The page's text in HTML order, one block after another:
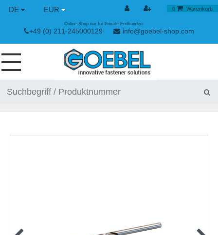
DE EUR 0 Warenkorb
+49 (0) 211-245000129 info@goebel-shop.com
Online Shop nur für Private Endkunden
SCHRAUBEN